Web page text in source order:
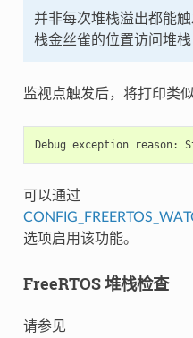
并非每次堆栈溢出都能
栈金丝雀的位置访问堆栈
监视点触发后，将打印类
可以通过
选项启用该功能。
FreeRTOS 堆栈检查
请参见